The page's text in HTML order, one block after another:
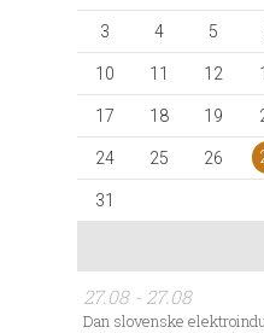
3 4 5
10 11 12
17 18 19
24 25 26
31
27.08 - 27.08
Dan slovenske